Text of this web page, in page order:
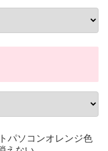
パソコンオレンジ色